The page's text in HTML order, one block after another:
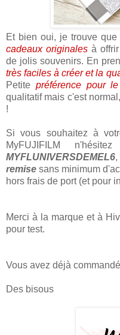
Et bien oui, je trouve
cadeaux originalesà offrir
de jolis souvenirs. En
très faciles à créer et la
Petite préférence pour
qualitatif mais c'est
!
Si vous souhaitez à
MyFUJIFILM
MYFLUNIVERSDEMEL6
remise sans minimum
hors frais de port (et pour
Merci à la marque et à
pour test.
Vous avez déjà
Des bisous